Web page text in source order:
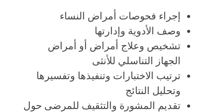
إجراء فحوصات أمراض النساء
وصف الأدوية وإدارتها
تشخيص وعلاج أمراض أو أمراض
الجهاز التناسلي للأنثى
ترتيب الاختبارات وتنفيذها وتفسيرها
وتحليل النتائج
تقديم المشورة والتثقيف للمرضى حول